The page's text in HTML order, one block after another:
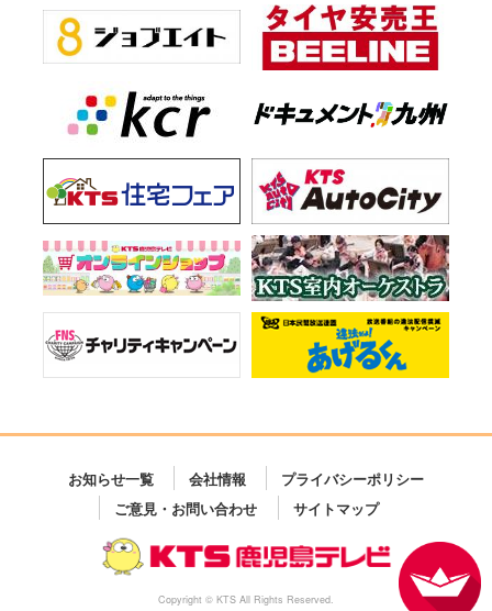
お知らせ一覧 会社情報
プライバシーポリシー
ご意見・お問い合わせ
サイトマップ
Copyright © KTS All Rights Reserved.